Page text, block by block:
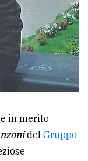
in merito
del Gruppo